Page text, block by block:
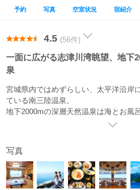
予約 写真 空室状況 宿紹介
4.5 (56件)
一面に広がる志津川湾眺望、地下
泉
宮城県内ではめずらしい、太平洋沿岸
ている南三陸温泉。
地下2000mの深層天然温泉は海とお風
た海の幸をご堪能いただけます。
写真